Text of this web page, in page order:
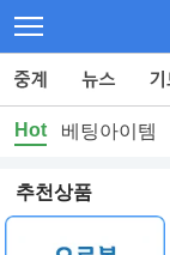
Hot 베팅아이템
추천상품